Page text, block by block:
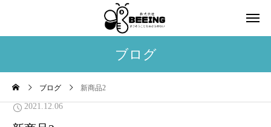
ブログ
ブログ 新商品2
2021.12.06